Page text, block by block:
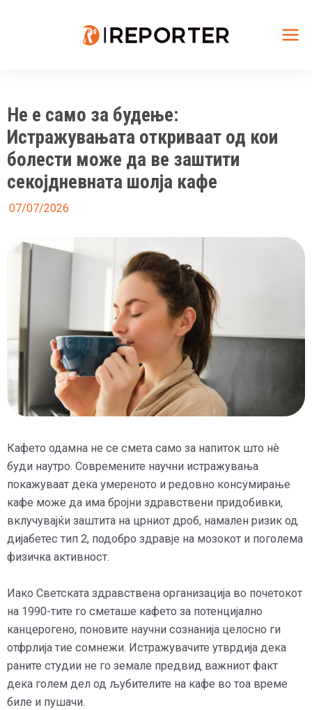
Не е само за будење:
Истражувањата откриваат од кои
болести може да ве заштити
секојдневната шолја кафе
07/07/2026
Кафето одамна не се смета само за напиток што нè
буди наутро. Современите научни истражувања
покажуваат дека умереното и редовно консумирање
кафе може да има бројни здравствени придобивки,
вклучувајќи заштита на црниот дроб, намален ризик од
дијабетес тип 2, подобро здравје на мозокот и поголема
физичка активност.
Иако Светската здравствена организација во почетокот
на 1990-тите го сметаше кафето за потенцијално
канцерогено, поновите научни сознанија целосно ги
отфрлија тие сомнежи. Истражувачите утврдија дека
раните студии не го земале предвид важниот факт
дека голем дел од љубителите на кафе во тоа време
биле и пушачи.